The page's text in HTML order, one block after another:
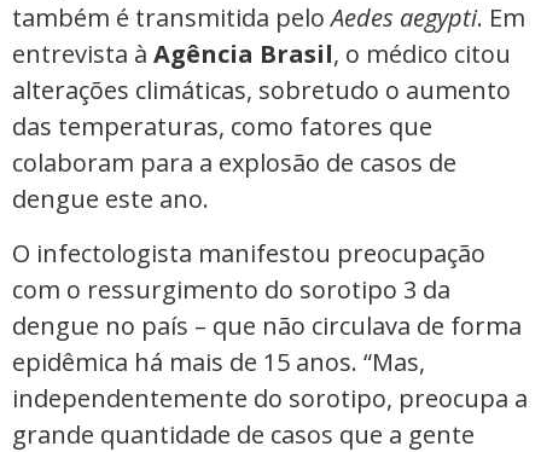
também é transmitida peloAedes aegypti. Em
entrevista à Agência Brasil, o médico citou
alterações climáticas, sobretudo o aumento
das temperaturas, como fatores que
colaboram para a explosão de casos de
dengue este ano.
O infectologista manifestou preocupação
com o ressurgimento do sorotipo 3 da
dengue no país – que não circulava de forma
epidêmica há mais de 15 anos. “Mas,
independentemente do sorotipo, preocupa a
grande quantidade de casos que a gente